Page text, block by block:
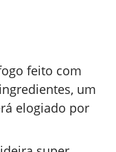
feito com
um
elogiado por